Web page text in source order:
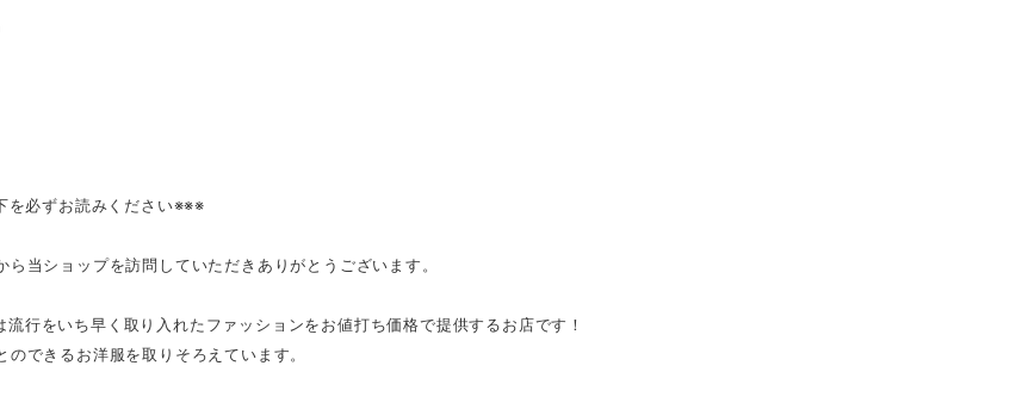
を必ずお読みください※※※
ら当ショップを訪問していただきありがとうございます。
行をいち早く取り入れたファッションをお値打ち価格で提供するお店です！
のできるお洋服を取りそろえています。